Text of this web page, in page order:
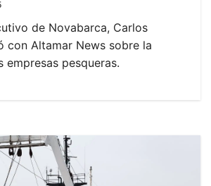
de Novabarca, Carlos
con Altamar News sobre la
empresas pesqueras.